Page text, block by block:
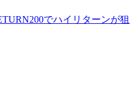
でハイリターンが狙